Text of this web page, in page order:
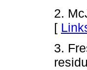
2.
[
3.